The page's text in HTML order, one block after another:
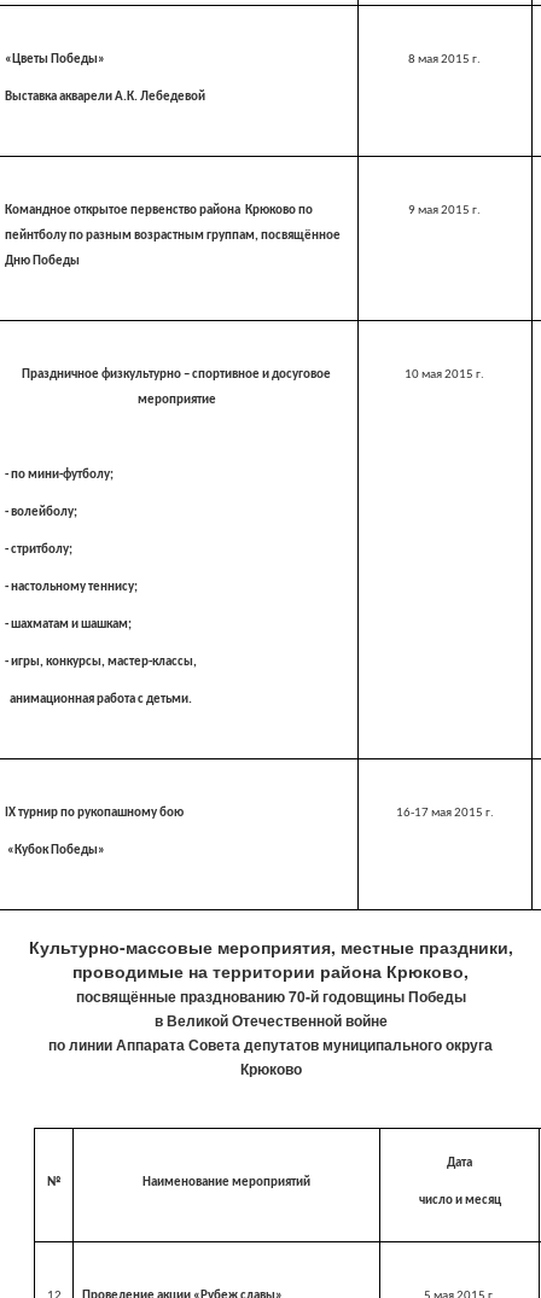
«Цветы Победы»
Выставка акварели А.К. Лебедевой
8 мая2015 г.
Командное открытое первенство района Крюково по
пейнтболу по разным возрастным группам, посвящённое
Дню Победы
9 мая2015 г.
Праздничное физкультурно – спортивное и досуговое
мероприятие
- по мини-футболу;
- волейболу;
- стритболу;
- настольному теннису;
- шахматам и шашкам;
- игры, конкурсы, мастер-классы,
анимационная работа с детьми.
10 мая2015 г.
IXтурнир по рукопашному бою
«Кубок Победы»
16-17 мая2015 г.
Культурно-массовые мероприятия, местные праздники,
проводимые на территории района Крюково,
посвящённые празднованию 70-й годовщины Победы
в Великой Отечественной войне
по линии Аппарата Совета депутатов муниципального округа
Крюково
№ Наименование мероприятий
Дата
число и месяц